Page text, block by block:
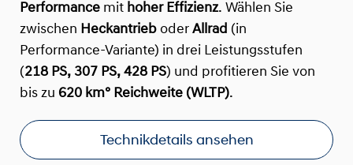
Performance mit hoher Effizienz. Wählen Sie
zwischen Heckantrieb oder Allrad (in
Performance-Variante) in drei Leistungsstufen
(218 PS, 307 PS, 428 PS) und profitieren Sie von
bis zu 620 km° Reichweite (WLTP).
Technikdetails ansehen